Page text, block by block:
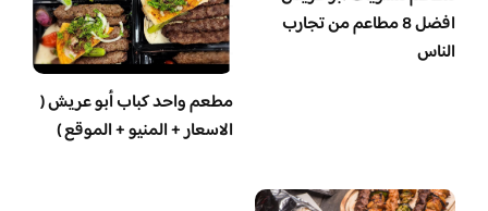
افضل 8 مطاعم من تجارب
الناس
مطعم واحد كباب أبو عريش (
الاسعار + المنيو + الموقع )